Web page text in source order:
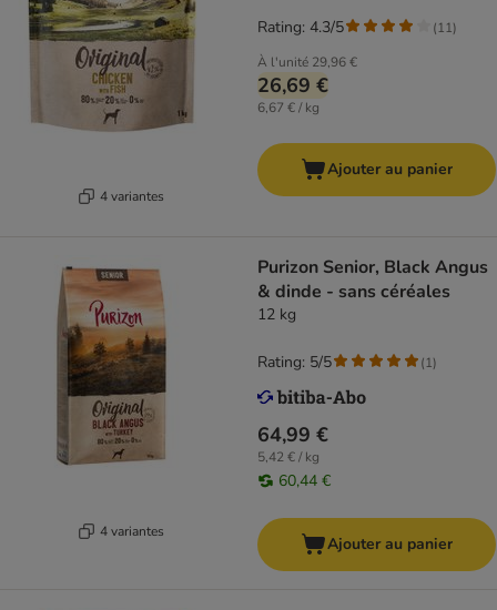
4 variantes
À l'unité 29,96 €
26,69 €
6,67 € / kg
Rating: 4.3/5 (11)
Ajouter au panier
4 variantes
Purizon Senior, Black Angus
& dinde - sans céréales
12 kg
64,99 €
5,42 € / kg
60,44 €
Rating: 5/5 (1)
Ajouter au panier